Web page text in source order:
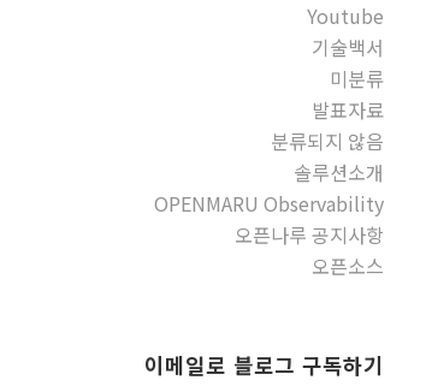
Youtube
기술백서
미분류
발표자료
분류되지 않음
솔루션소개
OPENMARU Observability
오픈나루 공지사항
오픈소스
이메일로 블로그 구독하기